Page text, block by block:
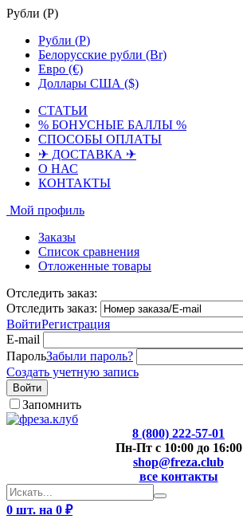
Рубли (Р)
Рубли (Р)
Белорусские рубли (Br)
Евро (€)
Доллары США ($)
СТАТЬИ
% БОНУСНЫЕ БАЛЛЫ %
СПОСОБЫ ОПЛАТЫ
✈ ДОСТАВКА ✈
О НАС
КОНТАКТЫ
Мой профиль
Заказы
Список сравнения
Отложенные товары
Отследить заказ:
Отследить заказ:
ВойтиРегистрация
E-mail
ПарольЗабыли пароль?
Создать учетную запись
Войти
Запомнить
8 (800) 222-57-01
Пн-Пт с 10:00 до 16:00
shop@freza.club
все контакты
0 шт. на 0 ₽